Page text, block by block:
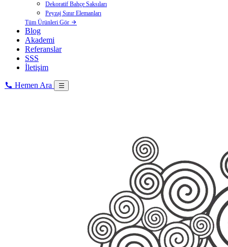
Dekoratif Bahçe Saksıları
Peyzaj Sınır Elemanları
Tüm Ürünleri Gör
Blog
Akademi
Referanslar
SSS
İletişim
Hemen Ara